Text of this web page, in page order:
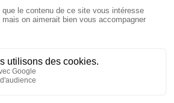
La visite pastorale du pape Léon
XIV à Assise à suivre sur KTO le
jeudi 6 août
Le pape en Uruguay, Argentine et
Pérou du 6 au 17 novembre 2026